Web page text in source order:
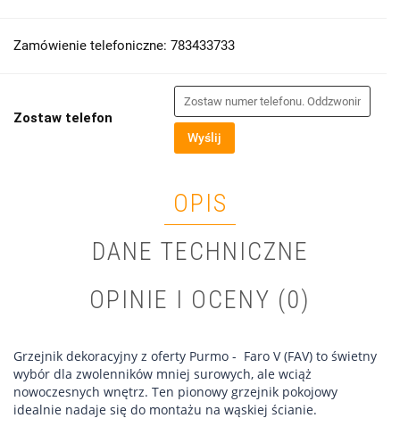
Zamówienie telefoniczne: 783433733
Zostaw telefon
Wyślij
OPIS
DANE TECHNICZNE
OPINIE I OCENY (0)
Grzejnik dekoracyjny z oferty Purmo - Faro V (FAV) to świetny
wybór dla zwolenników mniej surowych, ale wciąż
nowoczesnych wnętrz. Ten pionowy grzejnik pokojowy
idealnie nadaje się do montażu na wąskiej ścianie.